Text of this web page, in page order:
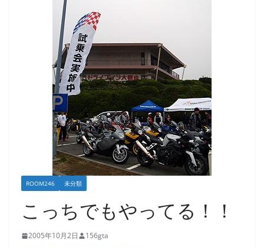
ROOM246 未分類
こっちでもやってる！！
2005年10月2日 156gta